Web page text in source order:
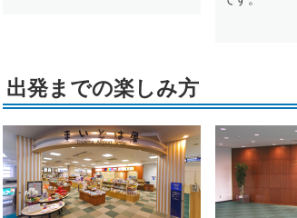
出発までの楽しみ方